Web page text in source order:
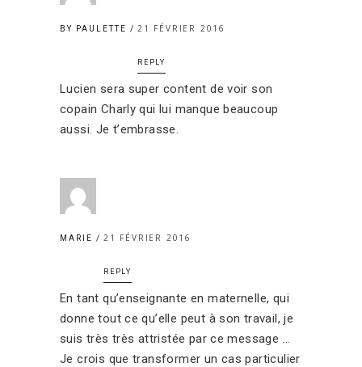
BY PAULETTE 21 FÉVRIER 2016
REPLY
Lucien sera super content de voir son
copain Charly qui lui manque beaucoup
aussi. Je t’embrasse.
MARIE 21 FÉVRIER 2016
REPLY
En tant qu’enseignante en maternelle, qui
donne tout ce qu’elle peut à son travail, je
suis très très attristée par ce message …
Je crois que transformer un cas particulier